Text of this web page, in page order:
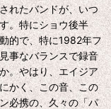
れたバンドが、いつ
。特にショウ後半
的で、特に1982年フ
事なバランスで録音
。やはり、エイジア
かく、この音、この
必携の、久々の「パ